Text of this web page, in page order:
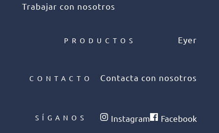
Trabajar con nosotros
PRODUCTOS Eyer
CONTACTO Contacta con nosotros
SÍGANOS Instagram Facebook